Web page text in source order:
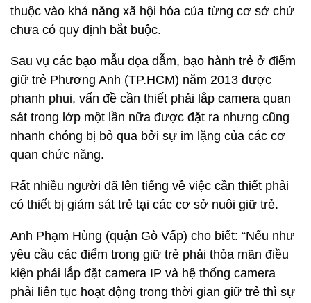
thuộc vào khả năng xã hội hóa của từng cơ sở chứ
chưa có quy định bắt buộc.
Sau vụ các bạo mẫu dọa dẫm, bạo hành trẻ ở điểm
giữ trẻ Phương Anh (TP.HCM) năm 2013 được
phanh phui, vấn đề cần thiết phải lắp camera quan
sát trong lớp một lần nữa được đặt ra nhưng cũng
nhanh chóng bị bỏ qua bởi sự im lặng của các cơ
quan chức năng.
Rất nhiều người đã lên tiếng về việc cần thiết phải
có thiết bị giám sát trẻ tại các cơ sở nuôi giữ trẻ.
Anh Phạm Hùng (quận Gò Vấp) cho biết: “Nếu như
yêu cầu các điểm trong giữ trẻ phải thỏa mãn điều
kiện phải lắp đặt camera IP và hệ thống camera
phải liên tục hoạt động trong thời gian giữ trẻ thì sự